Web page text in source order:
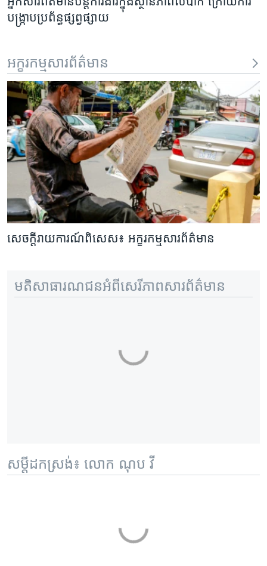
បង្រ្កាប​ប្រព័ន្ធ​ផ្សព្វផ្សាយ
អក្ខរកម្មសារព័ត៌មាន
សេចក្តីរាយការណ៍ពិសេស៖ អក្ខរកម្មសារព័ត៌មាន
មតិសាធារណជនអំពីសេរីភាពសារព័ត៌មាន
សម្តីដកស្រង់៖ លោក ណុប វី